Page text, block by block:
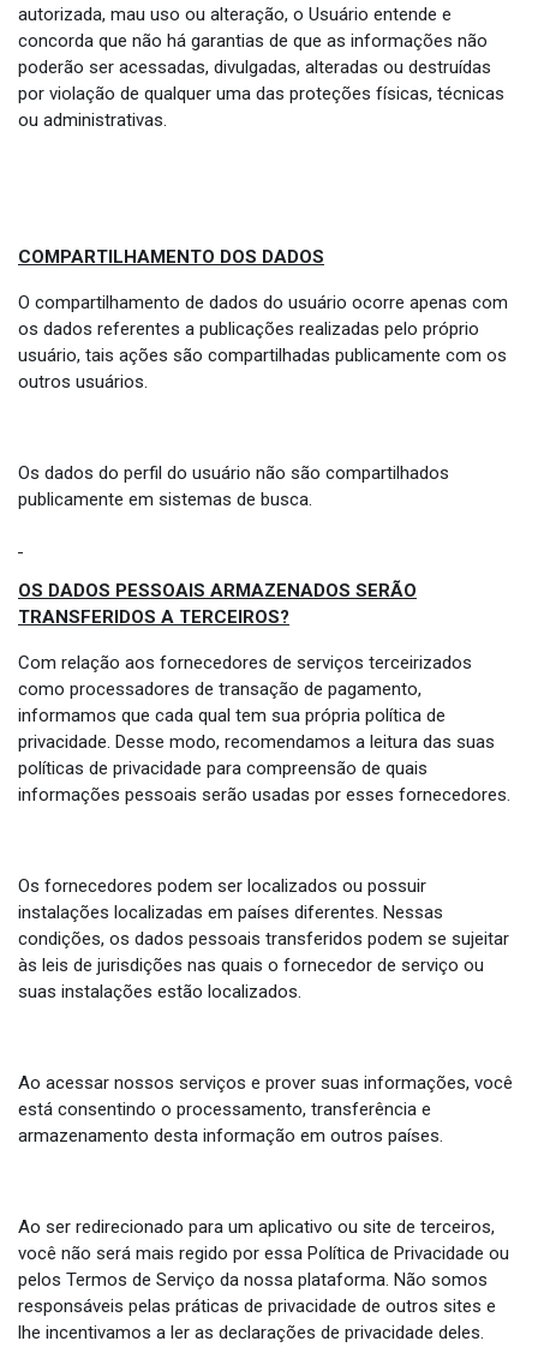
autorizada, mau uso ou alteração, o Usuário entende e
concorda que não há garantias de que as informações não
poderão ser acessadas, divulgadas, alteradas ou destruídas
por violação de qualquer uma das proteções físicas, técnicas
ou administrativas.
COMPARTILHAMENTO DOS DADOS
O compartilhamento de dados do usuário ocorre apenas com
os dados referentes a publicações realizadas pelo próprio
usuário, tais ações são compartilhadas publicamente com os
outros usuários.
Os dados do perfil do usuário não são compartilhados
publicamente em sistemas de busca.
OS DADOS PESSOAIS ARMAZENADOS SERÃO
TRANSFERIDOS A TERCEIROS?
Com relação aos fornecedores de serviços terceirizados
como processadores de transação de pagamento,
informamos que cada qual tem sua própria política de
privacidade. Desse modo, recomendamos a leitura das suas
políticas de privacidade para compreensão de quais
informações pessoais serão usadas por esses fornecedores.
Os fornecedores podem ser localizados ou possuir
instalações localizadas em países diferentes. Nessas
condições, os dados pessoais transferidos podem se sujeitar
às leis de jurisdições nas quais o fornecedor de serviço ou
suas instalações estão localizados.
Ao acessar nossos serviços e prover suas informações, você
está consentindo o processamento, transferência e
armazenamento desta informação em outros países.
Ao ser redirecionado para um aplicativo ou site de terceiros,
você não será mais regido por essa Política de Privacidade ou
pelos Termos de Serviço da nossa plataforma. Não somos
responsáveis pelas práticas de privacidade de outros sites e
lhe incentivamos a ler as declarações de privacidade deles.